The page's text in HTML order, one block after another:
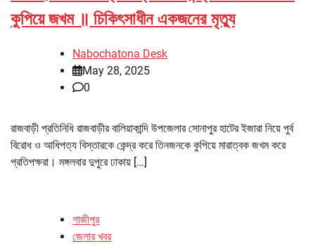
কুপিয়ে জখম ॥ চিকিৎসাধীন একজনের মৃত্যু
Nabochatona Desk
May 28, 2025
0
রাজবাড়ী প্রতিনিধি রাজবাড়ীর বালিয়াকান্দি উপজেলার সোনাপুর হাটের ইজারা নিয়ে পুর্ব
বিরোধ ও আধিপত্য বিস্তারকে কেন্দ্র করে তিনজনকে কুপিয়ে মারাত্বক জখম করে
প্রতিপক্ষরা। মঙ্গলবার দুপুরে ঢাকায় […]
গাজীপুর
জেলার খবর